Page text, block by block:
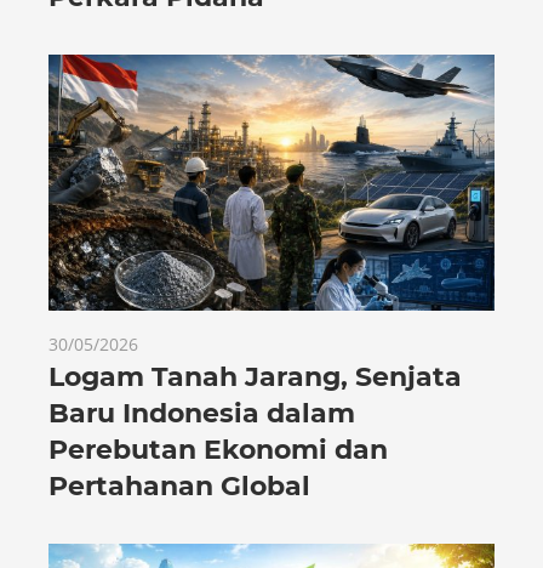
30/05/2026
Logam Tanah Jarang, Senjata
Baru Indonesia dalam
Perebutan Ekonomi dan
Pertahanan Global